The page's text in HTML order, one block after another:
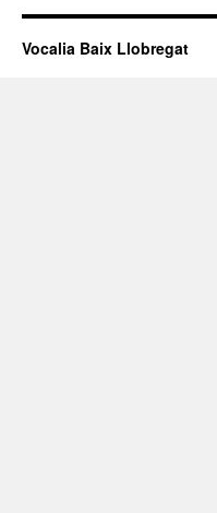
Vocalia Baix Llobregat